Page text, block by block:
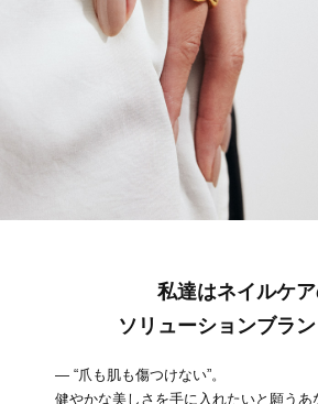
私達はネイルケ
ソリューションブラ
― “爪も肌も傷つけない”。
健やかな美しさを手に入れたいと願うあ